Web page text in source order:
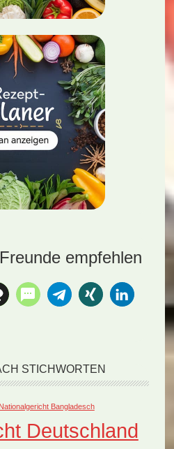
empfehlen
STICHWORTEN
Nationalgericht Bangladesch
Deutschland